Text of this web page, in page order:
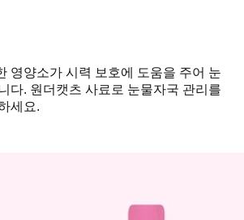
영양소가 시력 보호에 도움을 주어 눈
다. 원더캣츠 사료로 눈물자국 관리를
세요.